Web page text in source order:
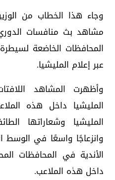
وجاء هذا الخطاب من
مشاهد بث منافسات
المحافظات الخاضعة
عبر إعلام المليشيا.
وأظهرت المشاهد
المليشيا داخل هذه
المليشيا وشعاراتها
وانزعاجًا واسعًا في
الأندية في المحافظات
داخل هذه الملاعب.